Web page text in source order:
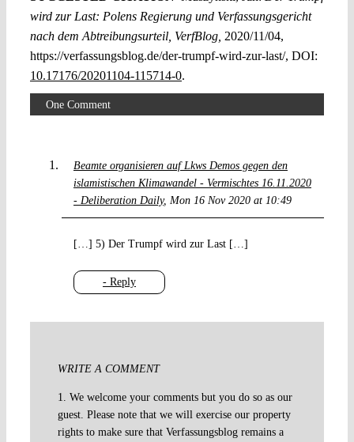
wird zur Last: Polens Regierung und Verfassungsgericht
nach dem Abtreibungsurteil, VerfBlog, 2020/11/04,
https://verfassungsblog.de/der-trumpf-wird-zur-last/, DOI:
10.17176/20201104-115714-0.
One Comment
Beamte organisieren auf Lkws Demos gegen den
islamistischen Klimawandel - Vermischtes 16.11.2020
- Deliberation Daily
Mon 16 Nov 2020 at 10:49
- Reply
[…] 5) Der Trumpf wird zur Last […]
WRITE A COMMENT
1. We welcome your comments but you do so as our
guest. Please note that we will exercise our property
rights to make sure that Verfassungsblog remains a